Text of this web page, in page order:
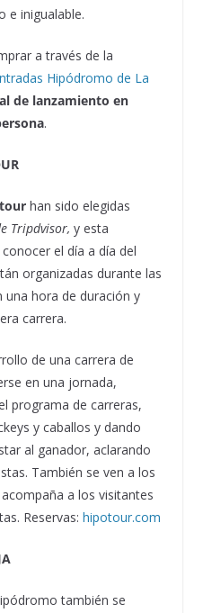
e inigualable.
a través de la
Hipódromo de La
de lanzamiento en
.
han sido elegidas
Tripdvisor, y esta
el día a día del
organizadas durante las
una hora de duración y
carrera.
de una carrera de
en una jornada,
programa de carreras,
y caballos y dando
al ganador, aclarando
También se ven a los
a los visitantes
Reservas: hipotour.com
también se